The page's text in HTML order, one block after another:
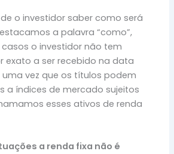
o investidor saber como será
a palavra “como”,
o investidor não tem
exato a ser recebido na data
vez que os títulos podem
a índices de mercado sujeitos
esses ativos de renda
a renda fixa não é